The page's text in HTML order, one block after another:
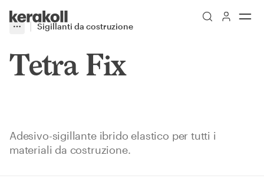
Go to Homepage
More
Toggle menu
Sigillanti da costruzione
Tetra Fix
Adesivo-sigillante ibrido elastico per tutti i
materiali da costruzione.